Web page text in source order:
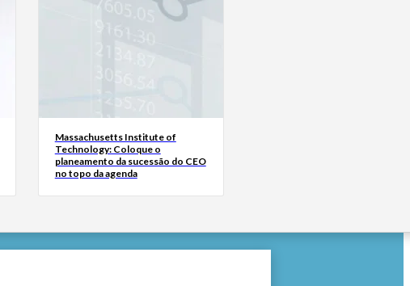
Massachusetts Institute of
Technology: Coloque o
planeamento da sucessão do CEO
no topo da agenda